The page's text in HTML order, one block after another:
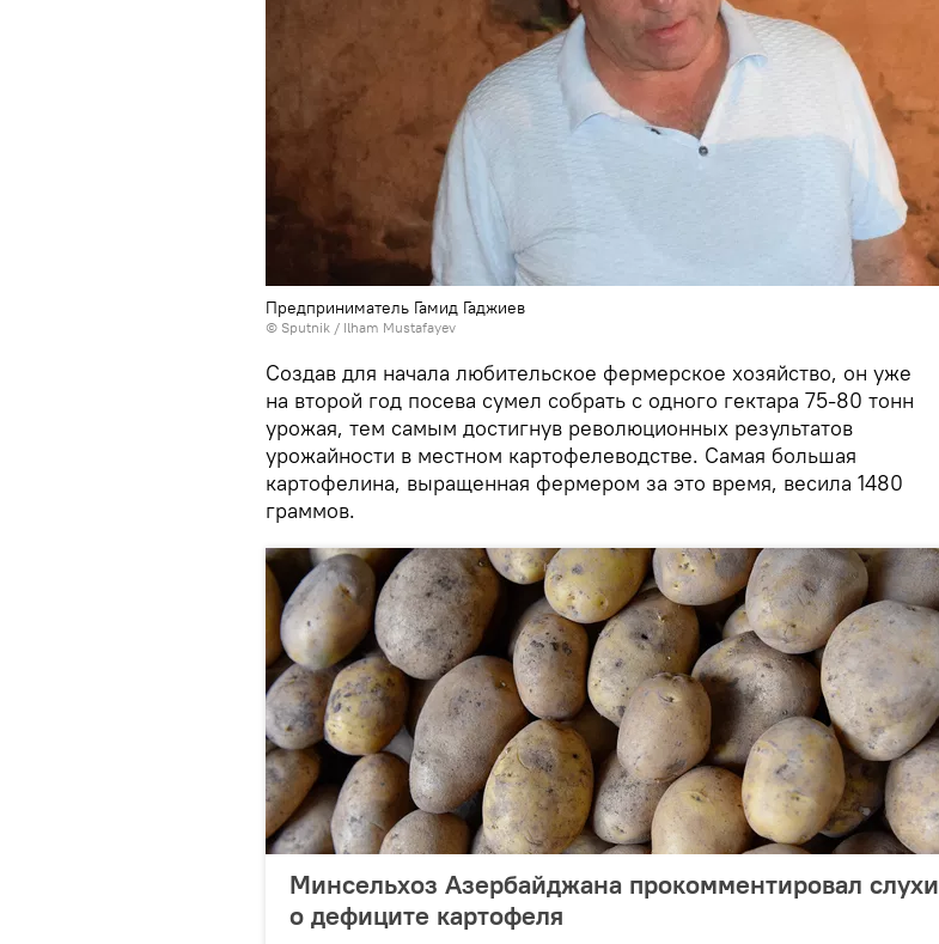
Предприниматель Гамид Гаджиев
© Sputnik / Ilham Mustafayev
Создав для начала любительское фермерское хозяйство, он уже
на второй год посева сумел собрать с одного гектара 75-80 тонн
урожая, тем самым достигнув революционных результатов
урожайности в местном картофелеводстве. Самая большая
картофелина, выращенная фермером за это время, весила 1480
граммов.
Минсельхоз Азербайджана прокомментировал слухи
о дефиците картофеля